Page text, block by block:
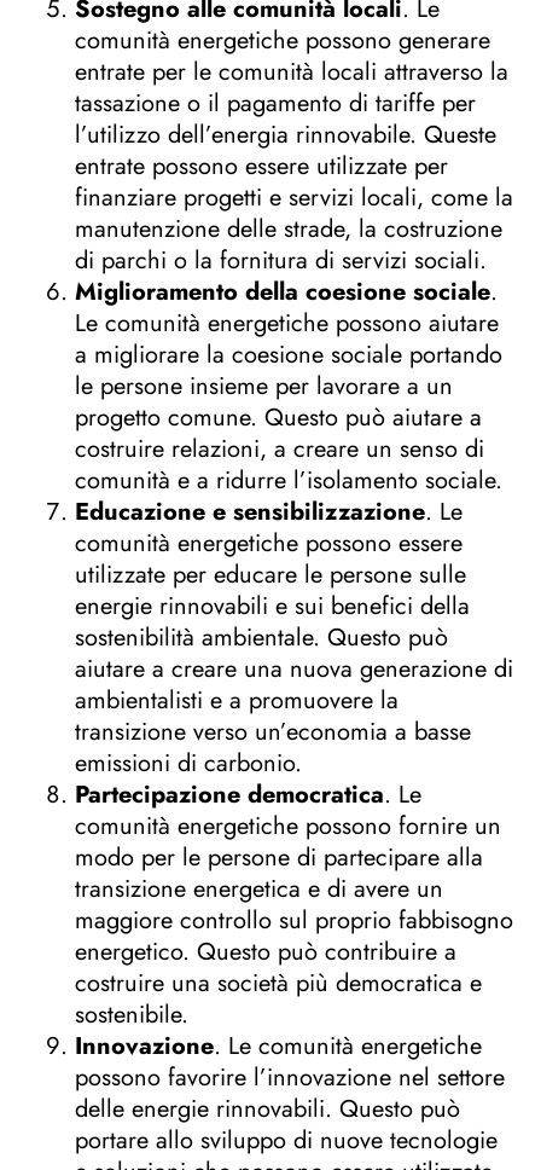
Sostegno alle comunità locali. Le
comunità energetiche possono generare
entrate per le comunità locali attraverso la
tassazione o il pagamento di tariffe per
l’utilizzo dell’energia rinnovabile. Queste
entrate possono essere utilizzate per
finanziare progetti e servizi locali, come la
manutenzione delle strade, la costruzione
di parchi o la fornitura di servizi sociali.
Miglioramento della coesione sociale.
Le comunità energetiche possono aiutare
a migliorare la coesione sociale portando
le persone insieme per lavorare a un
progetto comune. Questo può aiutare a
costruire relazioni, a creare un senso di
comunità e a ridurre l’isolamento sociale.
Educazione e sensibilizzazione. Le
comunità energetiche possono essere
utilizzate per educare le persone sulle
energie rinnovabili e sui benefici della
sostenibilità ambientale. Questo può
aiutare a creare una nuova generazione di
ambientalisti e a promuovere la
transizione verso un’economia a basse
emissioni di carbonio.
Partecipazione democratica. Le
comunità energetiche possono fornire un
modo per le persone di partecipare alla
transizione energetica e di avere un
maggiore controllo sul proprio fabbisogno
energetico. Questo può contribuire a
costruire una società più democratica e
sostenibile.
Innovazione. Le comunità energetiche
possono favorire l’innovazione nel settore
delle energie rinnovabili. Questo può
portare allo sviluppo di nuove tecnologie